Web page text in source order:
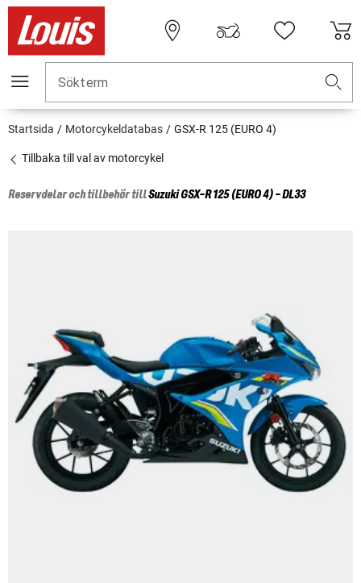
Sökterm
Startsida Motorcykeldatabas GSX-R 125 (EURO 4)
Tillbaka till val av motorcykel
Reservdelar och tillbehör tillSuzukiGSX-R 125 (EURO 4) - DL33